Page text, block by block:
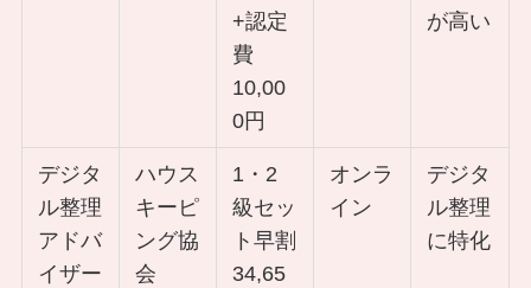
+認定
費
10,00
0円
が高い
デジタ
ル整理
アドバ
イザー
ハウス
キーピ
ング協
会
1・2
級セッ
ト早割
34,65
オンラ
イン
デジタ
ル整理
に特化